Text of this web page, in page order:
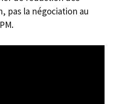
pas la négociation au